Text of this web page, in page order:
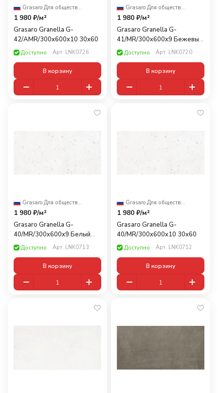
Grasaro· Для общественных помещений
1 980 ₽/м²
Grasaro Granella G-
42/AMR/300x600x10 30x60
Доступно Арт. LNK0726
В корзину
Grasaro· Для общественных помещений
1 980 ₽/м²
Grasaro Granella G-
41/MR/300x600x9 Бежевый
30x60Доступно Арт. LNK0720
В корзину
Grasaro· Для общественных помещений
1 980 ₽/м²
Grasaro Granella G-
40/MR/300x600x9 Белый
30x60Доступно Арт. LNK0713
В корзину
Grasaro· Для общественных помещений
1 980 ₽/м²
Grasaro Granella G-
40/MR/300x600x10 30x60
Доступно Арт. LNK0712
В корзину